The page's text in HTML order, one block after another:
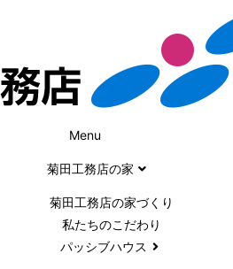
Menu
菊田工務店の家
菊田工務店の家づくり​
私たちのこだわり
パッシブハウス